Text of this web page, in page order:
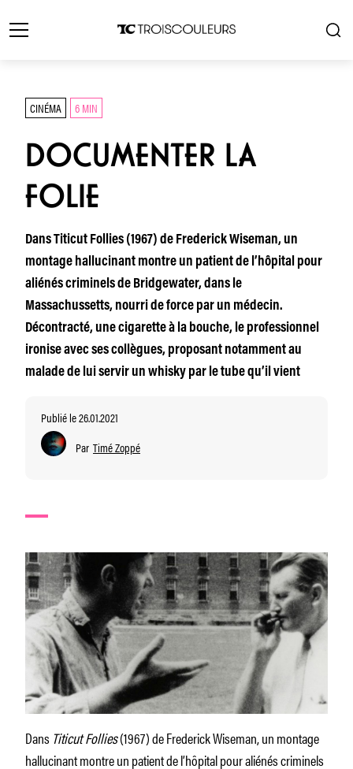
CINÉMA 6 MIN
DOCUMENTER LA
FOLIE
Dans Titicut Follies (1967) de Frederick Wiseman, un
montage hallucinant montre un patient de l’hôpital pour
aliénés criminels de Bridgewater, dans le
Massachussetts, nourri de force par un médecin.
Décontracté, une cigarette à la bouche, le professionnel
ironise avec ses collègues, proposant notamment au
malade de lui servir un whisky par le tube qu’il vient
Publié le 26.01.2021
Par Timé Zoppé
Dans Titicut Follies(1967) de Frederick Wiseman, un montage
hallucinant montre un patient de l’hôpital pour aliénés criminels